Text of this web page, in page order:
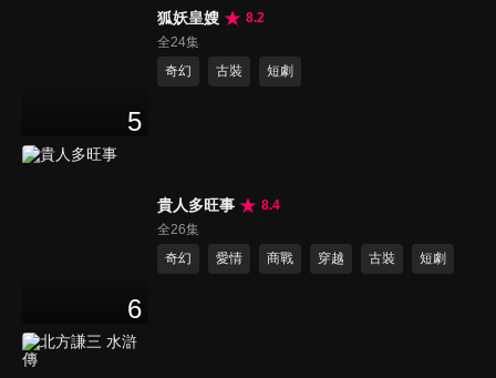
5
狐妖皇嫂
8.2
全24集
奇幻
古裝 短劇
6
貴人多旺事
8.4
全26集
奇幻
愛情 商戰 穿越 古裝 短劇